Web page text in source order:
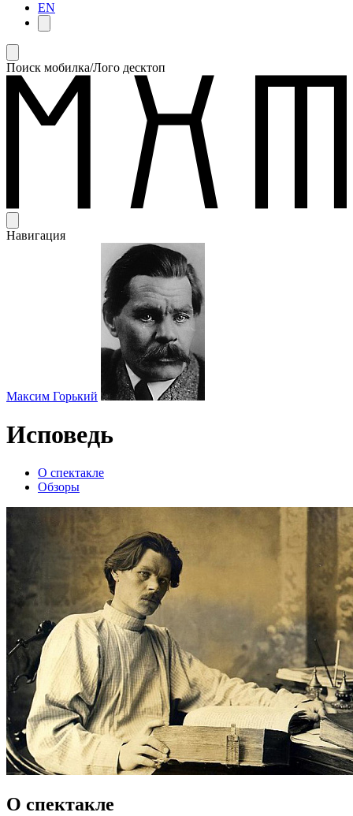
EN
Поиск мобилка/Лого десктоп
Навигация
Максим Горький
Исповедь
О спектакле
Обзоры
О спектакле